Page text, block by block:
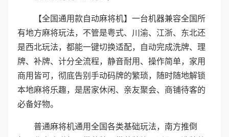
【全国通用款自动麻将机】一台机器兼容全国所
有地方麻将玩法，不管是粤式、川渝、江浙、东北还
是西北玩法，都能一键切换适配，自动完成洗牌、理
牌、补牌、计分全流程，静音耐用、操作简单，家用
商用皆可，彻底告别手动码牌的繁琐，随时随地解锁
本地麻将乐趣，是居家休闲、亲友聚会、商铺待客的
必备好物。
普通麻将机通用全国各类基础玩法，南方推倒